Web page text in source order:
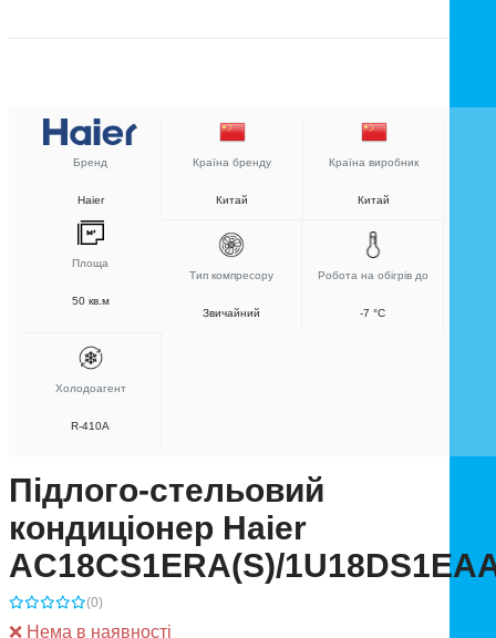
Бренд
Haier
Країна бренду
Китай
Країна виробник
Китай
Площа
50 кв.м
Тип компресору
Звичайний
Робота на обігрів до
-7 °C
Холодоагент
R-410A
Підлого-стельовий
кондиціонер Haier
AC18CS1ERA(S)/
(0)
❌ Нема в наявності